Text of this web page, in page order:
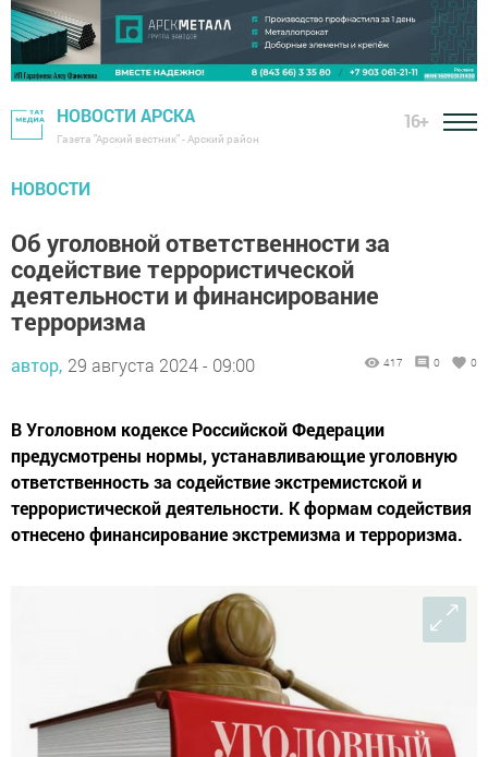
НОВОСТИ АРСКА
Газета "Арский вестник" - Арский район
16+
НОВОСТИ
Об уголовной ответственности за
содействие террористической
деятельности и финансирование
терроризма
автор, 29 августа 2024 - 09:00 417 0 0
В Уголовном кодексе Российской Федерации
предусмотрены нормы, устанавливающие уголовную
ответственность за содействие экстремистской и
террористической деятельности. К формам содействия
отнесено финансирование экстремизма и терроризма.